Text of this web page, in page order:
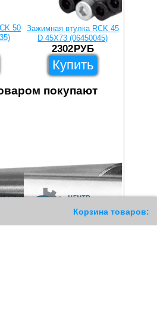
Корзина товаров:
50
Зажимная втулка RCK 45
D 45X73 (06450045)
2302РУБ
Купить
покупают